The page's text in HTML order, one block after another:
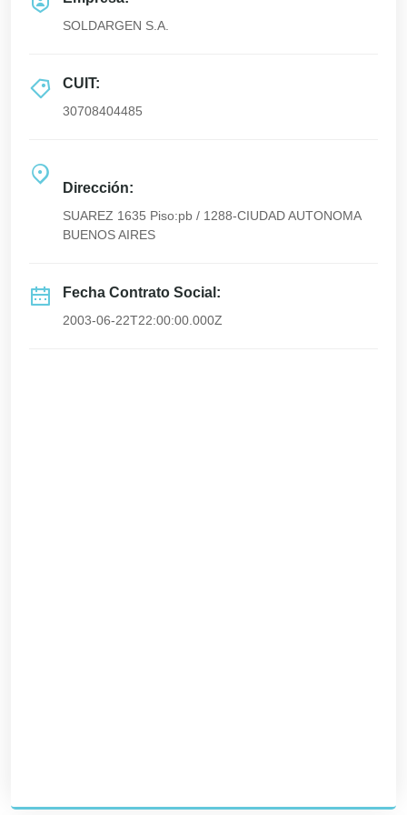
SOLDARGEN S.A.
CUIT:
30708404485
Dirección:
SUAREZ 1635 Piso:pb / 1288-CIUDAD AUTONOMA
BUENOS AIRES
Fecha Contrato Social:
2003-06-22T22:00:00.000Z